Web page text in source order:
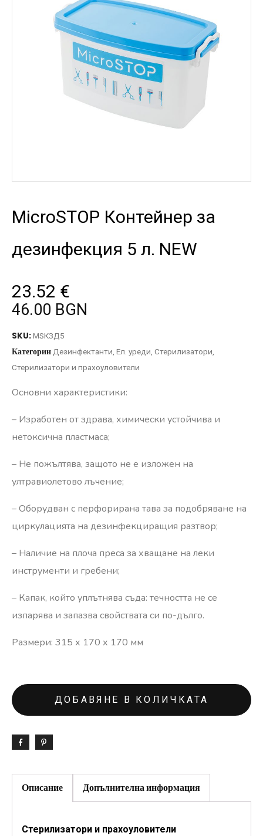
MicroSTOP Контейнер за
дезинфекция 5 л. NEW
23.52 €
46.00 BGN
SKU:MSКЗД5
Категории Дезинфектанти Ел. уреди Стерилизатори
Стерилизатори и прахоуловители
Основни характеристики:
– Изработен от здрава, химически устойчива и
нетоксична пластмаса;
– Не пожълтява, защото не е изложен на
ултравиолетово лъчение;
– Оборудван с перфорирана тава за подобряване на
циркулацията на дезинфекциращия разтвор;
– Наличие на плоча преса за хващане на леки
инструменти и гребени;
– Капак, който уплътнява съда: течността не се
изпарява и запазва свойствата си по-дълго.
Размери: 315 х 170 х 170 мм
ДОБАВЯНЕ В КОЛИЧКАТА
Описание Допълнителна информация
Стерилизатори и прахоуловители